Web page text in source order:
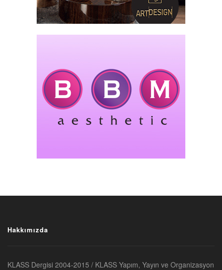
Hakkımızda
KLASS Dergisi 2004-2015 / KLASS Yapım, Yayın ve Organizasyon